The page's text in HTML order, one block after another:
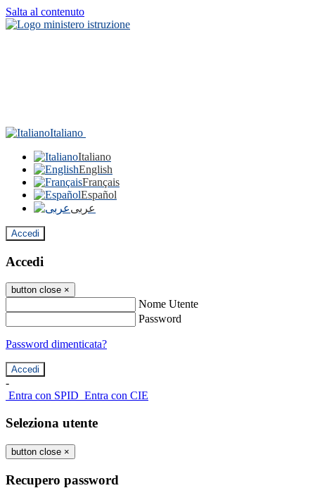
Salta al contenuto
Italiano
Italiano
English
Français
Español
عربى
Accedi
Accedi
button close ×
Nome Utente
Password
Password dimenticata?
-
Entra con SPID Entra con CIE
Seleziona utente
button close ×
Recupero password